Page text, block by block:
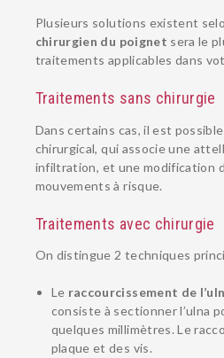
Plusieurs solutions existent
chirurgien du poignet sera le
traitements applicables dans
Traitements sans chirurgie
Dans certains cas, il est
chirurgical, qui associe une
infiltration, et une modification
mouvements à risque.
Traitements avec chirurgie
On distingue 2 techniques
Le raccourcissement de
consiste à sectionner l’ulna
quelques millimètres. Le
plaque et des vis.